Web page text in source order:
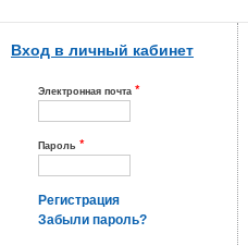
Вход в личный кабинет
Электронная почта *
Пароль *
Регистрация
Забыли пароль?